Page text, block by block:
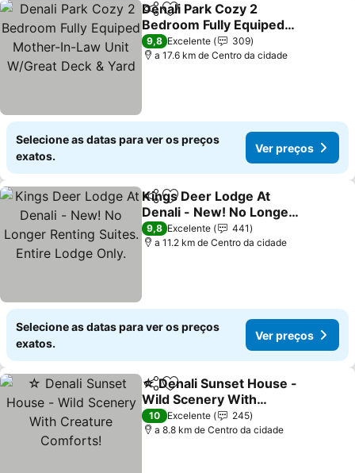
PartilharAdicionar aos favoritos
Denali Park Cozy 2
Bedroom Fully Equiped
Mother-In-Law Unit
W/Great Deck & Yard
Ver preços
9,8 Excelente
309
a 17.6 km de Centro da cidade
Selecione as datas para ver os preços
exatos.
Ver preços
PartilharAdicionar aos favoritos
Kings Deer Lodge At
Denali - New! No Longer
Renting Suites. Entire
Lodge Only.
Ver preços
9,8 Excelente
441
a 11.2 km de Centro da cidade
Selecione as datas para ver os preços
exatos.
Ver preços
PartilharAdicionar aos favoritos
☆ Denali Sunset House -
Wild Scenery With
Creature Comforts!
Ver preços
10 Excelente
245
a 8.8 km de Centro da cidade